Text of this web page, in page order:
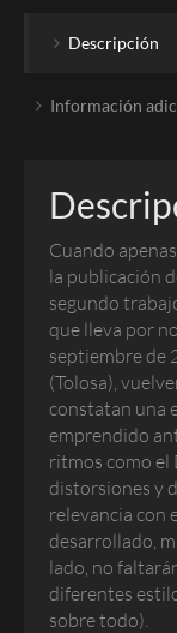
Descripción
Información
Cuando
la publicación
segundo
que lleva por
septiembre de
(Tolosa),
constatan una
emprendido
ritmos como el
distorsiones y
relevancia con
desarrollado,
lado, no
diferentes
sobre todo).